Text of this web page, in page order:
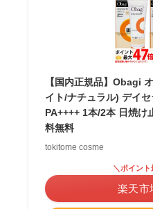
【国内正規品】Obagi
イト/ナチュラル) デイ
PA++++ 1本/2本 日焼け
料無料
tokitome cosme
＼ポイント
楽天市